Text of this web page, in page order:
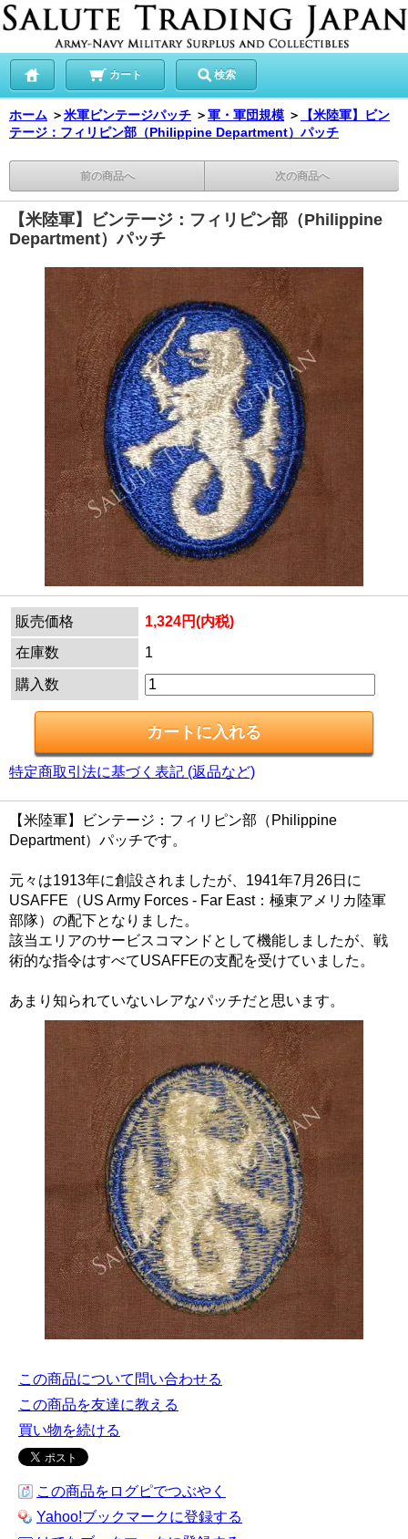
カート 検索
ホーム ＞米軍ビンテージパッチ ＞軍・軍団規模 ＞
【米陸軍】ビン
テージ：フィリピン部（Philippine Department）パッチ
前の商品へ 次の商品へ
【米陸軍】ビンテージ：フィリピン部（Philippine
Department）パッチ
販売価格
1,324円(内税)
在庫数
1
購入数
特定商取引法に基づく表記 (返品など)
【米陸軍】ビンテージ：フィリピン部（Philippine
Department）パッチです。
元々は1913年に創設されましたが、1941年7月26日に
USAFFE（US Army Forces - Far East：極東アメリカ陸軍
部隊）の配下となりました。
該当エリアのサービスコマンドとして機能しましたが、戦
術的な指令はすべてUSAFFEの支配を受けていました。
あまり知られていないレアなパッチだと思います。
この商品について問い合わせる
この商品を友達に教える
買い物を続ける
この商品をログピでつぶやく
Yahoo!ブックマークに登録する